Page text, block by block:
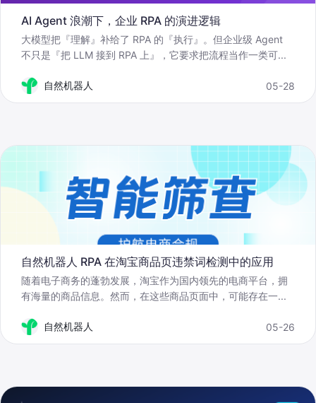
AI Agent 浪潮下，企业 RPA 的演进逻辑
大模型把『理解』补给了 RPA 的『执行』。但企业级 Agent
不只是『把 LLM 接到 RPA 上』，它要求把流程当作一类可...
自然机器人 05-28
自然机器人 RPA 在淘宝商品页违禁词检测中的应用
随着电子商务的蓬勃发展，淘宝作为国内领先的电商平台，拥
有海量的商品信息。然而，在这些商品页面中，可能存在一...
自然机器人 05-26